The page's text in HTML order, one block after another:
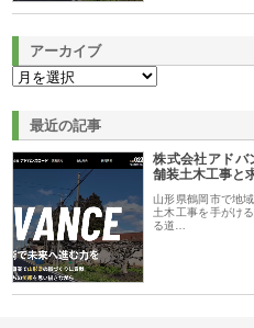
アーカイブ
最近の記事
株式会社アドバ
舗装土木工事と
山形県鶴岡市で地
土木工事を手がけ
る道…